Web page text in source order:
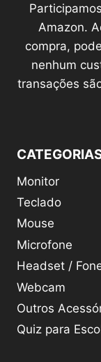
Amazon.
compra,
nenhum
transações
Monitor
Teclado
Mouse
Microfone
Headset /
Webcam
Outros
Quiz para